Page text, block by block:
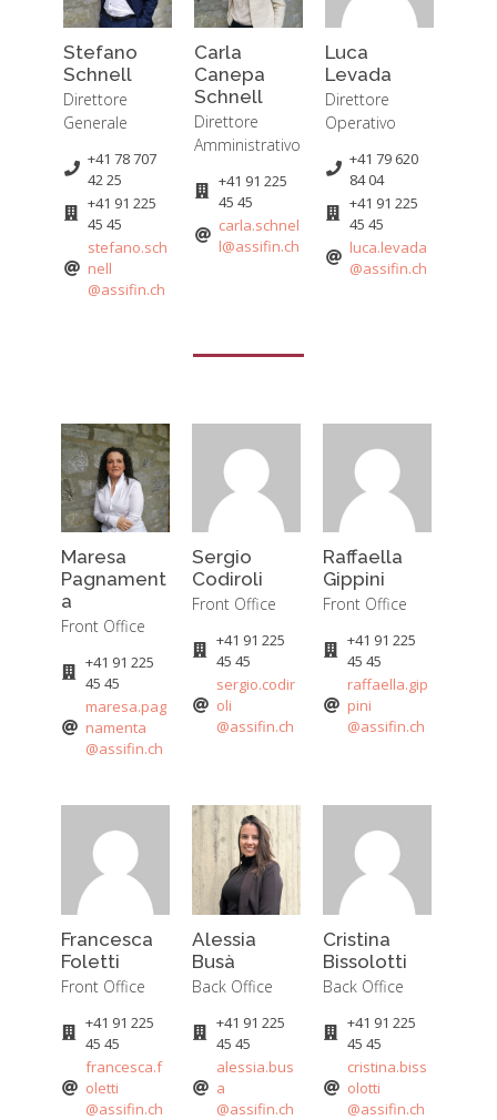
Stefano
Schnell
Direttore
Generale
+41 78 707
42 25
+41 91 225
45 45
stefano.sch
nell
@assifin.ch
Carla
Canepa
Schnell
Direttore
Amministrativo
+41 91 225
45 45
carla.schnel
l@assifin.ch
Luca
Levada
Direttore
Operativo
+41 79 620
84 04
+41 91 225
45 45
luca.levada
@assifin.ch
Maresa
Pagnament
a
Front Office
+41 91 225
45 45
maresa.pag
namenta
@assifin.ch
Sergio
Codiroli
Front Office
+41 91 225
45 45
sergio.codir
oli
@assifin.ch
Raffaella
Gippini
Front Office
+41 91 225
45 45
raffaella.gip
pini
@assifin.ch
Francesca
Foletti
Front Office
+41 91 225
45 45
francesca.f
oletti
@assifin.ch
Alessia
Busà
Back Office
+41 91 225
45 45
alessia.bus
a
@assifin.ch
Cristina
Bissolotti
Back Office
+41 91 225
45 45
cristina.biss
olotti
@assifin.ch